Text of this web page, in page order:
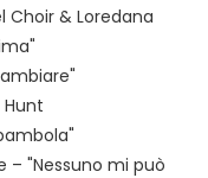
Choir & Loredana
– "Nessuno mi può